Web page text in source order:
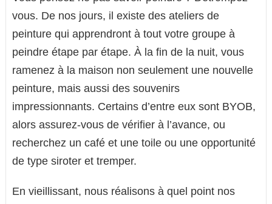
vous. De nos jours, il existe des ateliers de
peinture qui apprendront à tout votre groupe à
peindre étape par étape. À la fin de la nuit, vous
ramenez à la maison non seulement une nouvelle
peinture, mais aussi des souvenirs
impressionnants. Certains d’entre eux sont BYOB,
alors assurez-vous de vérifier à l’avance, ou
recherchez un café et une toile ou une opportunité
de type siroter et tremper.
En vieillissant, nous réalisons à quel point nos